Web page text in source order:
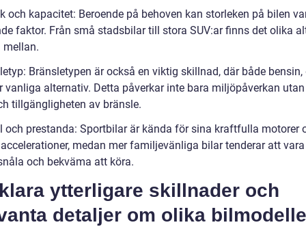
och kapacitet: Beroende på behoven kan storleken på bilen
faktor. Från små stadsbilar till stora SUV:ar finns det olika
Bränsletypen är också en viktig skillnad, där både bensin,
vanliga alternativ. Detta påverkar inte bara miljöpåverkan
tillgängligheten av bränsle.
och prestanda: Sportbilar är kända för sina kraftfulla motorer
medan mer familjevänliga bilar tenderar att
och bekväma att köra.
ytterligare skillnader och
detaljer om olika